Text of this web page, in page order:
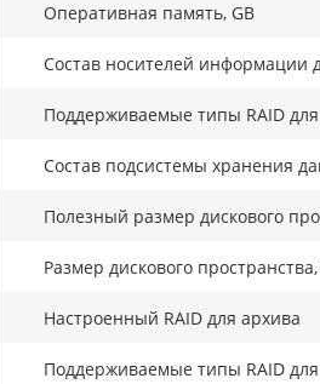
Оперативная память, GB
Состав носителей информации
Поддерживаемые типы RAID для
Состав подсистемы хранения
Полезный размер дискового
Размер дискового
Настроенный RAID для архива
Поддерживаемые типы RAID